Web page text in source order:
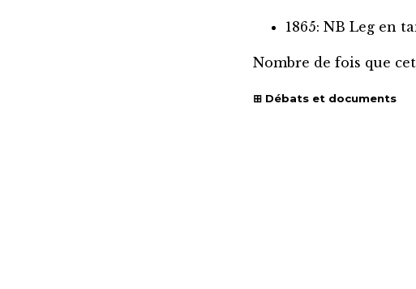
1865: NB Leg en
Nombre de fois que
Débats et documents